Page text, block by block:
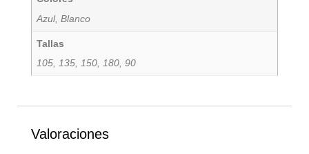
Azul, Blanco
Tallas
105, 135, 150, 180, 90
Valoraciones